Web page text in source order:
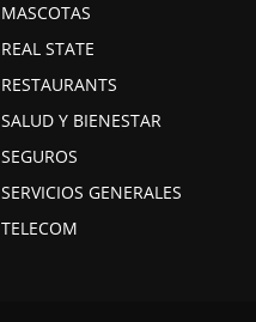
MASCOTAS
REAL STATE
RESTAURANTS
SALUD Y BIENESTAR
SEGUROS
SERVICIOS GENERALES
TELECOM